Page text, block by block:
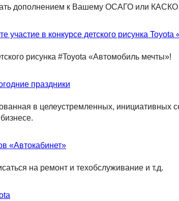
дополнением к Вашему ОСАГО или КАСКО.
участие в конкурсе детского рисунка
рисунка #Toyota «Автомобиль мечты»!
праздники
в целеустремленных,
«Автокабинет»
на ремонт и техобслуживание и т.д.